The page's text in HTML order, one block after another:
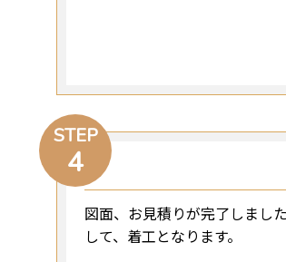
STEP
4
図面、お見積りが完了しまし
して、着工となります。